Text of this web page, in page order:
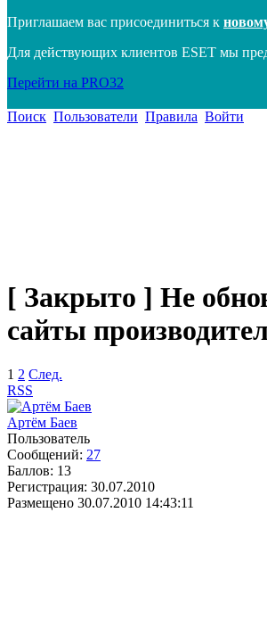
Приглашаем вас присоединиться к
Для действующих клиентов ESET мы
Перейти на PRO32
Поиск Пользователи Правила Войти
[ Закрыто ] Не
сайты
1 2 След.
RSS
Артём Баев
Пользователь
Сообщений: 27
Баллов: 13
Регистрация: 30.07.2010
Размещено 30.07.2010 14:43:11